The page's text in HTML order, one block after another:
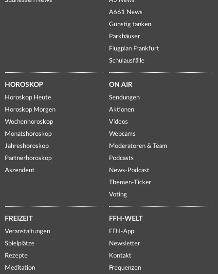
A661 News
Günstig tanken
Parkhäuser
Flugplan Frankfurt
Schulausfälle
HOROSKOP
Horoskop Heute
Horoskop Morgen
Wochenhoroskop
Monatshoroskop
Jahreshoroskop
Partnerhoroskop
Aszendent
ON AIR
Sendungen
Aktionen
Videos
Webcams
Moderatoren & Team
Podcasts
News-Podcast
Themen-Ticker
Voting
FREIZEIT
Veranstaltungen
Spielplätze
Rezepte
Meditation
FFH-WELT
FFH-App
Newsletter
Kontakt
Frequenzen